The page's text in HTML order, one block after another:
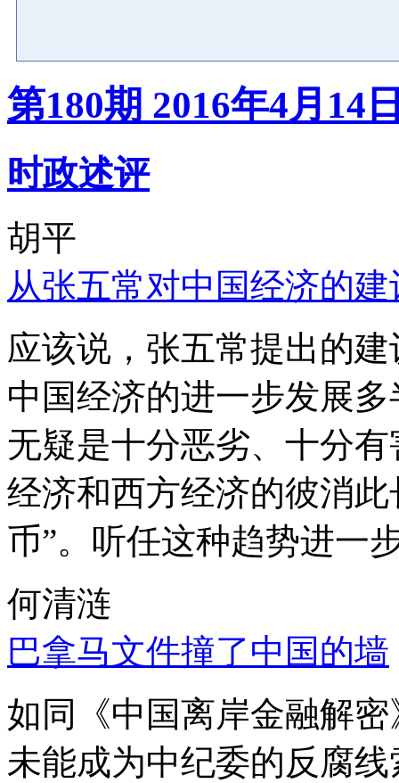
第180期 2016年4月14
时政述评
胡平
从张五常对中国经济的
应该说，张五常提出的
中国经济的进一步发展
无疑是十分恶劣、十分
经济和西方经济的彼消
币”。听任这种趋势进一
何清涟
巴拿马文件撞了中国的墙
如同《中国离岸金融解
未能成为中纪委的反腐